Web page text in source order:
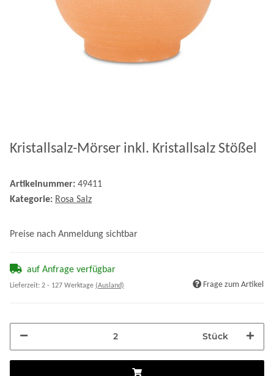
Kristallsalz-Mörser inkl. Kristallsalz Stößel
Artikelnummer: 49411
Kategorie: Rosa Salz
Preise nach Anmeldung sichtbar
auf Anfrage verfügbar
Lieferzeit: 2 - 127 Werktage (Ausland) Frage zum Artikel
Stück